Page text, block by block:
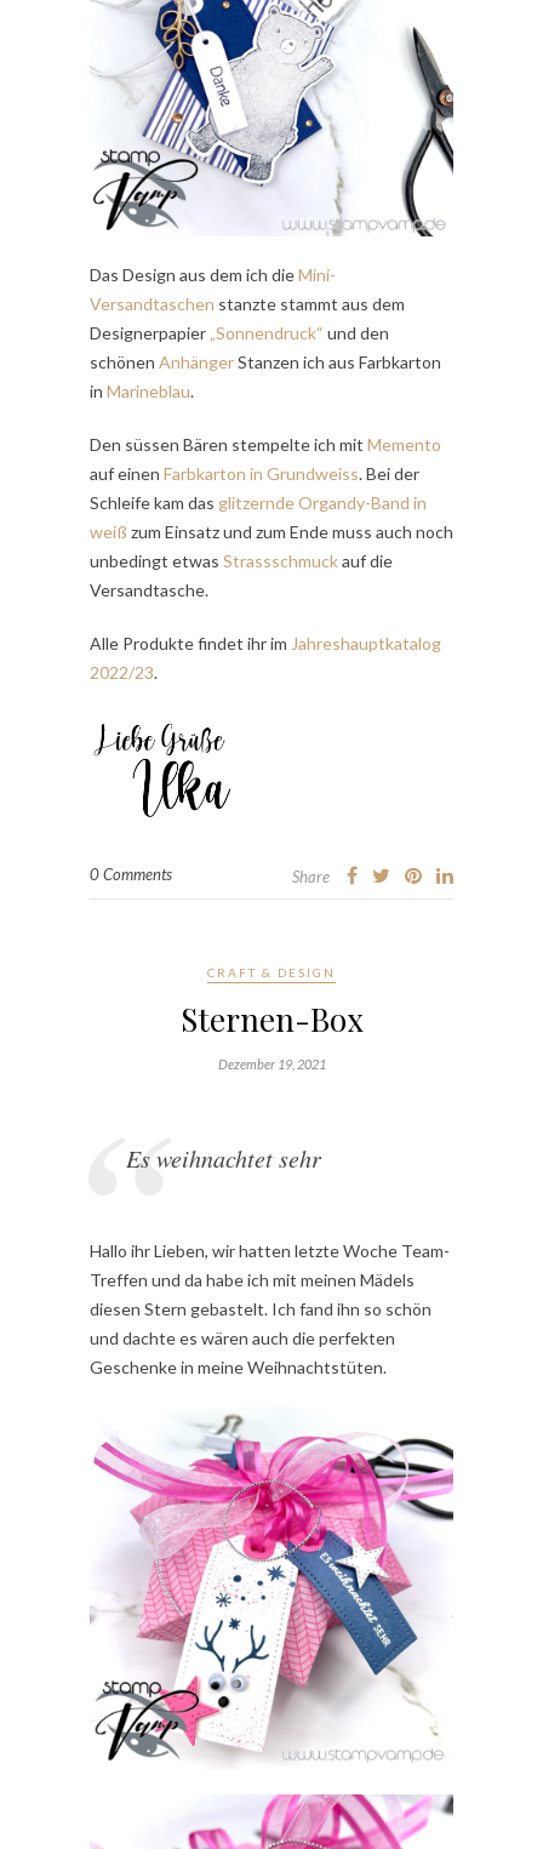
Das Design aus dem ich dieMini-
Versandtaschen stanzte stammt aus dem
Designerpapier „Sonnendruck“ und den
schönen AnhängerStanzen ich aus Farbkarton
in Marineblau.
Den süssen Bären stempelte ich mit Memento
auf einen Farbkarton in Grundweiss. Bei der
Schleife kam das glitzernde Organdy-Band in
weiß zum Einsatz und zum Ende muss auch noch
unbedingt etwas Strassschmuckauf die
Versandtasche.
Alle Produkte findet ihr im Jahreshauptkatalog
2022/23.
0 Comments Share
CRAFT & DESIGN
Sternen-Box
Dezember 19, 2021
Es weihnachtet sehr
Hallo ihr Lieben, wir hatten letzte Woche Team-
Treffen und da habe ich mit meinen Mädels
diesen Stern gebastelt. Ich fand ihn so schön
und dachte es wären auch die perfekten
Geschenke in meine Weihnachtstüten.